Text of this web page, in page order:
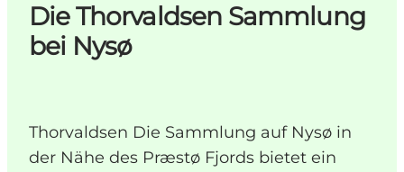
Die Thorvaldsen Sammlung
bei Nysø
Thorvaldsen Die Sammlung auf Nysø in
der Nähe des Præstø Fjords bietet ein